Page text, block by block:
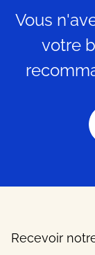
Vous
votre
Recevoir